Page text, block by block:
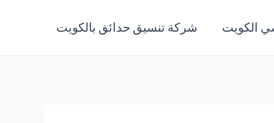
الكويت شركة تنسيق حدائق بالكويت